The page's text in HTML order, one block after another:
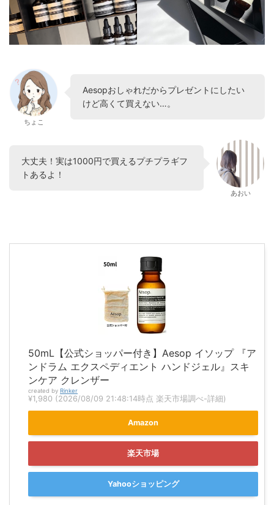
ちょこ
Aesopおしゃれだからプレゼントにしたい
けど高くて買えない…。
大丈夫！実は1000円で買えるプチプラギフ
トあるよ！
あおい
50mL【公式ショッパー付き】Aesop イソップ 『ア
ンドラム エクスペディエント ハンドジェル』スキ
ンケア クレンザー
created by Rinker
¥1,980 (2026/08/09 21:48:14時点 楽天市場調べ-詳細)
Amazon
楽天市場
Yahooショッピング